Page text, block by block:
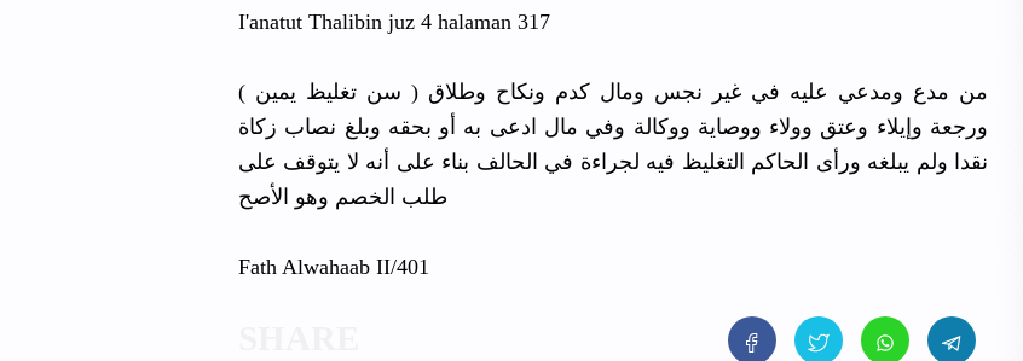
I'anatut Thalibin juz 4 halaman 317
( سن تغليظ يمين ) من مدع ومدعي عليه في غير نجس ومال كدم ونكاح وطلاق
ورجعة وإيلاء وعتق وولاء ووصاية ووكالة وفي مال ادعى به أو بحقه وبلغ نصاب زكاة
نقدا ولم يبلغه ورأى الحاكم التغليظ فيه لجراءة في الحالف بناء على أنه لا يتوقف على
طلب الخصم وهو الأصح
Fath Alwahaab II/401